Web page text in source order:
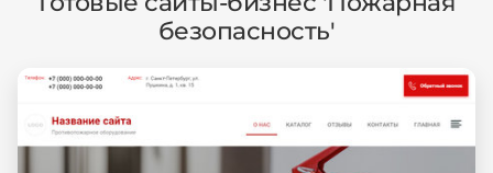
безопасность'